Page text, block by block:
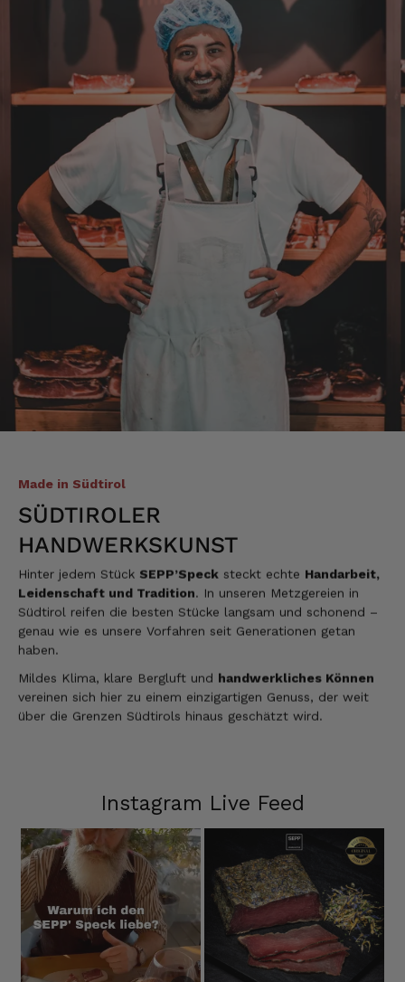
Made in Südtirol
SÜDTIROLER
HANDWERKSKUNST
Hinter jedem Stück SEPP’Speck steckt echte Handarbeit,
Leidenschaft und Tradition. In unseren Metzgereien in
Südtirol reifen die besten Stücke langsam und schonend –
genau wie es unsere Vorfahren seit Generationen getan
haben.
Mildes Klima, klare Bergluft und handwerkliches Können
vereinen sich hier zu einem einzigartigen Genuss, der weit
über die Grenzen Südtirols hinaus geschätzt wird.
Instagram Live Feed
Alle Bewertungen Lesen